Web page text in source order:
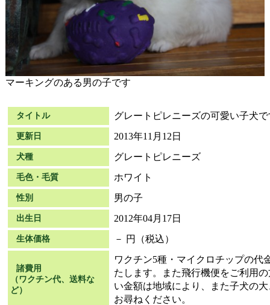
マーキングのある男の子です
タイトル グレートピレニーズの可愛い子犬で
更新日 2013年11月12日
犬種 グレートピレニーズ
毛色・毛質 ホワイト
性別 男の子
出生日 2012年04月17日
生体価格 － 円（税込）
諸費用
（ワクチン代、送料な
ど）
ワクチン5種・マイクロチップの代
たします。また飛行機便をご利用
い金額は地域により、また子犬の
お尋ねください。